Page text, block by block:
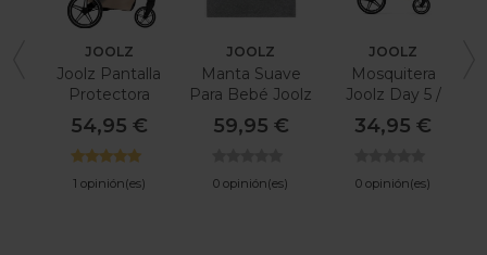
JOOLZ
Joolz Pantalla
Protectora
54,95 €
1 opinión(es)
JOOLZ
Manta Suave
Para Bebé Joolz
Nubes
59,95 €
0 opinión(es)
JOOLZ
Mosquitera
Joolz Day 5 /
Hub 2 / Geo 3
34,95 €
0 opinión(es)